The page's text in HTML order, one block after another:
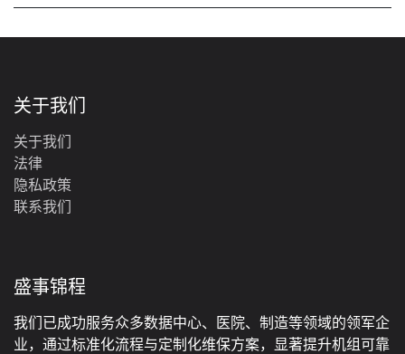
关于我们
关于我们
法律
‎隐私政策‎
联系我们
盛事锦程
我们已成功服务众多数据中心、医院、制造等领域的领军企
业，通过标准化流程与定制化维保方案，显著提升机组可靠